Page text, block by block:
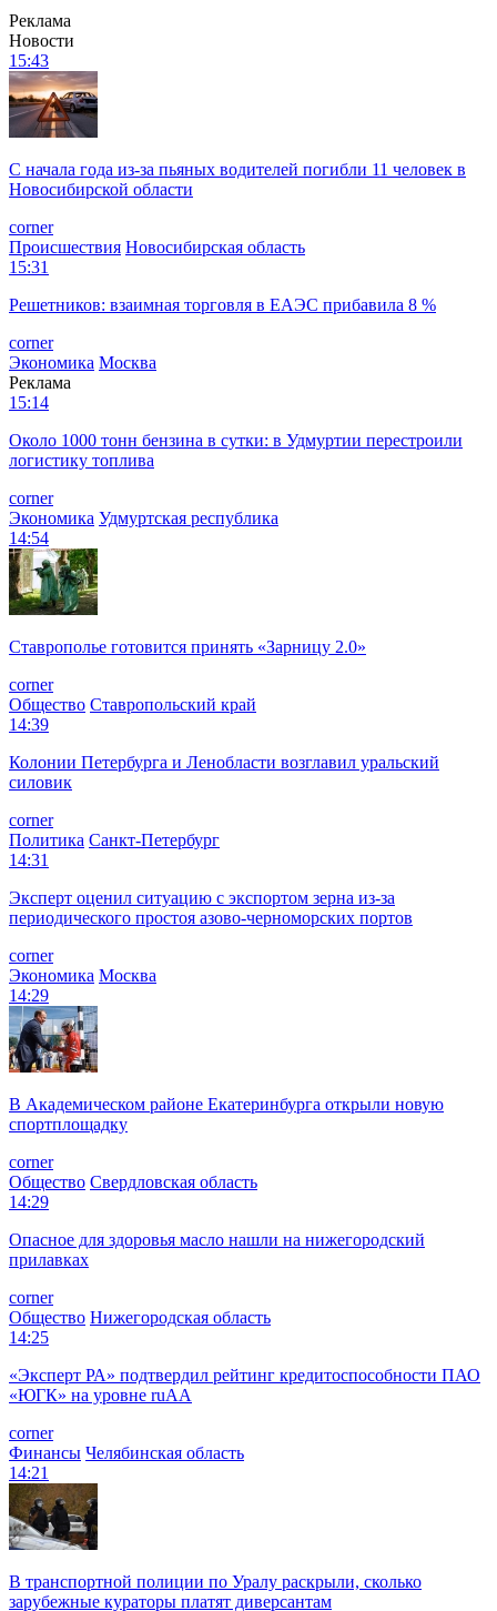
Реклама
Новости
15:43
С начала года из‑за пьяных водителей погибли 11 человек в
Новосибирской области
corner
Происшествия Новосибирская область
15:31
Решетников: взаимная торговля в ЕАЭС прибавила 8 %
corner
Экономика Москва
Реклама
15:14
Около 1000 тонн бензина в сутки: в Удмуртии перестроили
логистику топлива
corner
Экономика Удмуртская республика
14:54
Ставрополье готовится принять «Зарницу 2.0»
corner
Общество Ставропольский край
14:39
Колонии Петербурга и Ленобласти возглавил уральский
силовик
corner
Политика Санкт-Петербург
14:31
Эксперт оценил ситуацию с экспортом зерна из-за
периодического простоя азово-черноморских портов
corner
Экономика Москва
14:29
В Академическом районе Екатеринбурга открыли новую
спортплощадку
corner
Общество Свердловская область
14:29
Опасное для здоровья масло нашли на нижегородский
прилавках
corner
Общество Нижегородская область
14:25
«Эксперт РА» подтвердил рейтинг кредитоспособности ПАО
«ЮГК» на уровне ruAА
corner
Финансы Челябинская область
14:21
В транспортной полиции по Уралу раскрыли, сколько
зарубежные кураторы платят диверсантам